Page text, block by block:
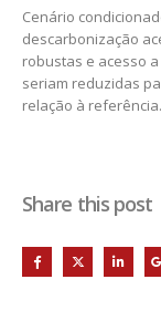
Cenário
descarbonização
robustas e acesso
seriam reduzidas
relação à referência.
Share this post